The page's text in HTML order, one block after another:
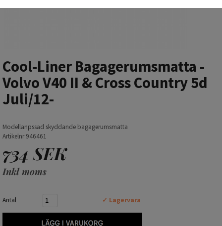
Cool-Liner Bagagerumsmatta -
Volvo V40 II & Cross Country 5d
Juli/12-
Modellanpssad skyddande bagagerumsmatta
Artikelnr 946461
734 SEK
Inkl moms
Antal ✓ Lagervara